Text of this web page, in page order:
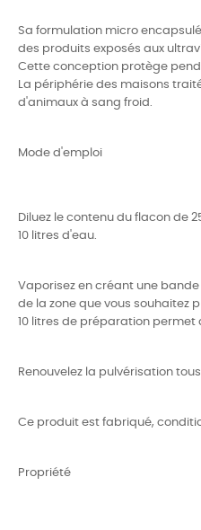
Sa formulation micro
des produits exposés aux
Cette conception protège
La périphérie des maisons
d'animaux à sang froid.
Mode d'emploi
Diluez le contenu du flacon de
10 litres d'eau.
Vaporisez en créant une
de la zone que vous souhaitez
10 litres de préparation permet
Renouvelez la pulvérisation
Ce produit est fabriqué,
Propriété